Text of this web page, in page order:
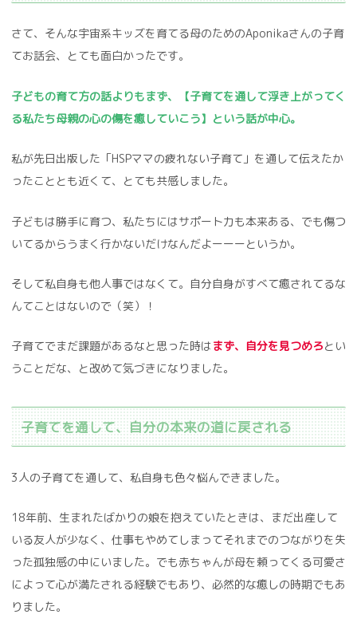
さて、そんな宇宙系キッズを育てる母のためのAponikaさんの子育
てお話会、とても面白かったです。
子どもの育て方の話よりもまず、【子育てを通して浮き上がってく
る私たち母親の心の傷を癒していこう】という話が中心。
私が先日出版した「HSPママの疲れない子育て」を通して伝えたか
ったこととも近くて、とても共感しました。
子どもは勝手に育つ、私たちにはサポート力も本来ある、でも傷つ
いてるからうまく行かないだけなんだよーーーというか。
そして私自身も他人事ではなくて。自分自身がすべて癒されてるな
んてことはないので（笑）！
子育てでまだ課題があるなと思った時は まず、自分を見つめろとい
うことだな、と改めて気づきになりました。
子育てを通して、自分の本来の道に戻される
3人の子育てを通して、私自身も色々悩んできました。
18年前、生まれたばかりの娘を抱えていたときは、まだ出産して
いる友人が少なく、仕事もやめてしまってそれまでのつながりを失
った孤独感の中にいました。でも赤ちゃんが母を頼ってくる可愛さ
によって心が満たされる経験でもあり、必然的な癒しの時期でもあ
りました。